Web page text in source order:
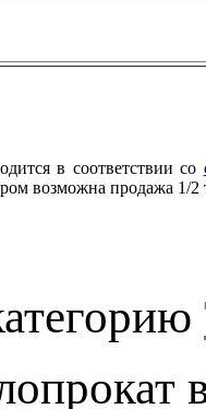
в соответствии со
возможна продажа 1/2